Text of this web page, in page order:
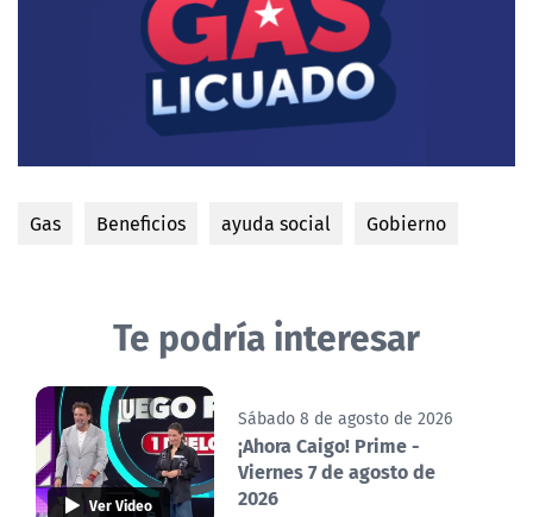
Gas Beneficios ayuda social Gobierno
Te podría interesar
Ver Video
Sábado 8 de agosto de 2026
¡Ahora Caigo! Prime -
Viernes 7 de agosto de
2026